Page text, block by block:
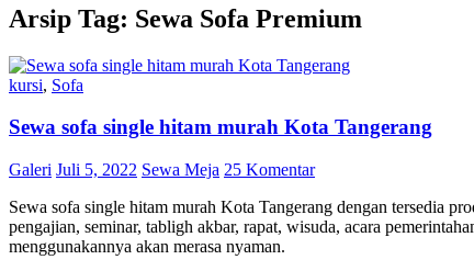
Arsip Tag: Sewa Sofa Premium
kursi, Sofa
Sewa sofa single hitam murah Kota Tangerang
Galeri Juli 5, 2022 Sewa Meja 25 Komentar
Sewa sofa single hitam murah Kota Tangerang dengan tersedia
pengajian, seminar, tabligh akbar, rapat, wisuda, acara
menggunakannya akan merasa nyaman.